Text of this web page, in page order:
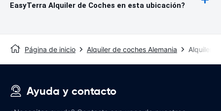
EasyTerra Alquiler de Coches en esta ubicación?
Página de inicio Alquiler de coches Alemania Alquiler
Ayuda y contacto